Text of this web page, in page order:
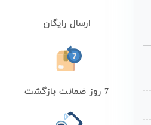
ارسال رایگان
7 روز ضمانت بازگشت